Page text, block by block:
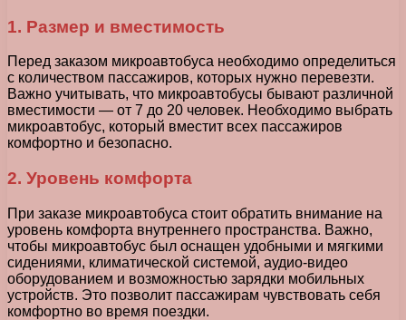
1. Размер и вместимость
Перед заказом микроавтобуса необходимо определиться
с количеством пассажиров, которых нужно перевезти.
Важно учитывать, что микроавтобусы бывают различной
вместимости — от 7 до 20 человек. Необходимо выбрать
микроавтобус, который вместит всех пассажиров
комфортно и безопасно.
2. Уровень комфорта
При заказе микроавтобуса стоит обратить внимание на
уровень комфорта внутреннего пространства. Важно,
чтобы микроавтобус был оснащен удобными и мягкими
сидениями, климатической системой, аудио-видео
оборудованием и возможностью зарядки мобильных
устройств. Это позволит пассажирам чувствовать себя
комфортно во время поездки.